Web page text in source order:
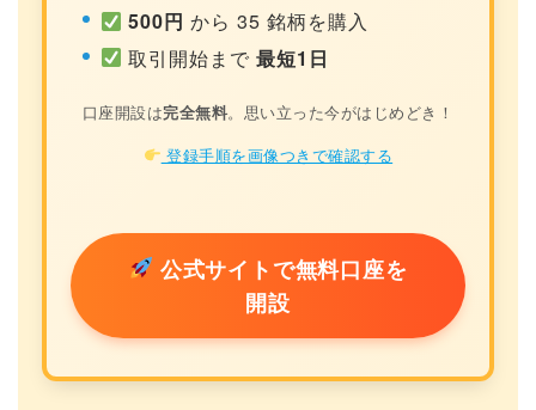
500円 から 35 銘柄を購入
取引開始まで最短1日
口座開設は完全無料。思い立った今がはじめどき！
登録手順を画像つきで確認する
公式サイトで無料口座を
開設